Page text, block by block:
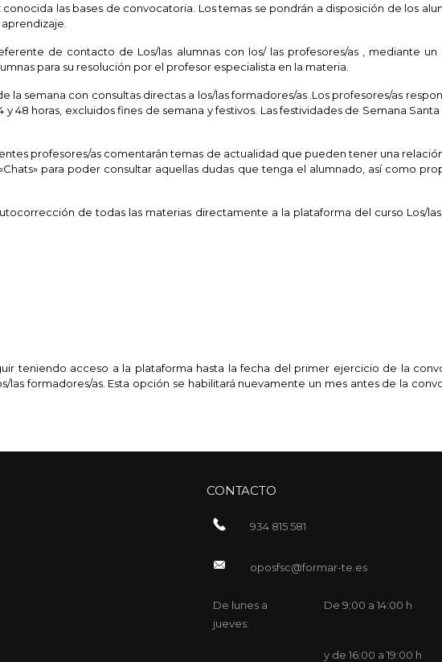
las bases de convocatoria. Los temas se pondrán a disposición de los
de contacto de Los/las alumnas con los/ las profesores/as , mediante
para su resolución por el profesor especialista en la materia.
la semana con consultas directas a los/las formadores/as .Los profesores/as
48 horas, excluidos fines de semana y festivos. Las festividades de Semana
profesores/as comentarán temas de actualidad que pueden tener una
para poder consultar aquellas dudas que tenga el alumnado, así como
de todas las materias directamente a la plataforma del curso Los/
teniendo acceso a la plataforma hasta la fecha del primer ejercicio de la
las formadores/as. Esta opción se habilitará nuevamente un mes antes de la
CONTACTO
934 815 581
oposfsc@formar-te.es
De lunes a
jueves:
De 9:00 a 14:00 h
y de 16:00 a 19:00 h